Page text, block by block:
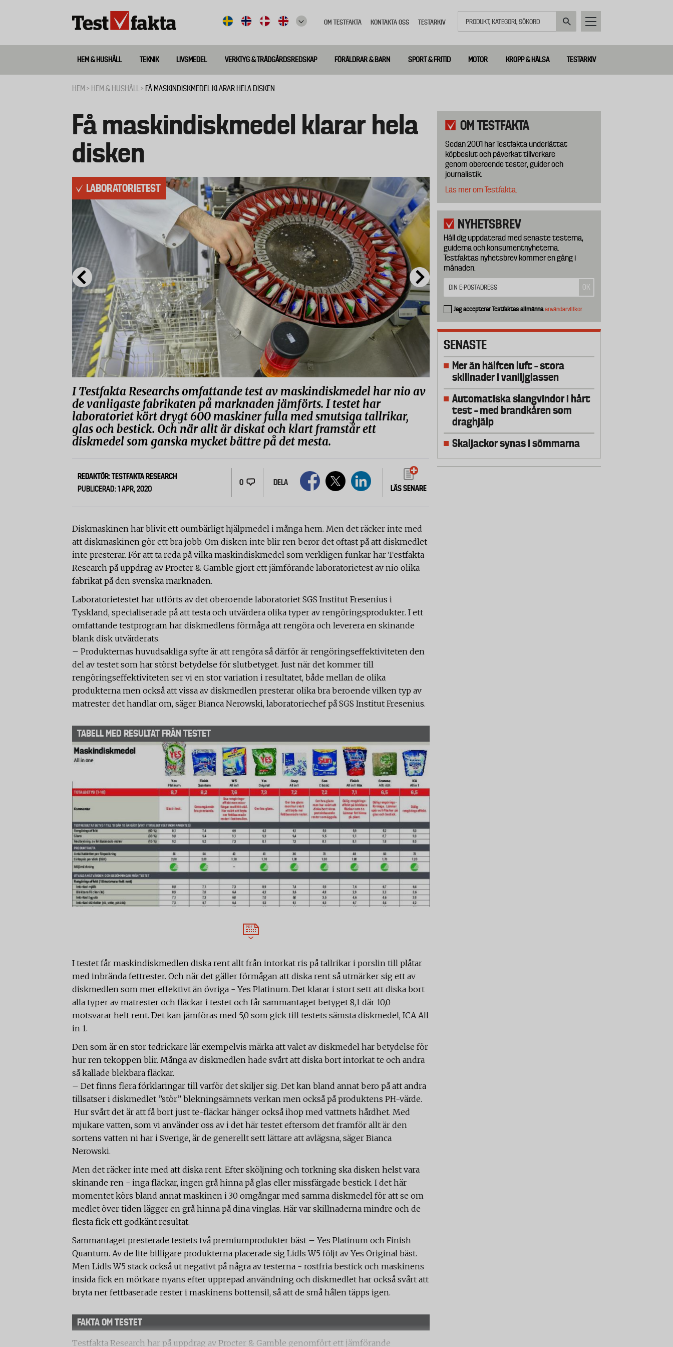
meny
OM TESTFAKTA KONTAKTA OSS TESTARKIV
Huvudmeny
ny
HEM & HUSHÅLL TEKNIK LIVSMEDEL VERKTYG & TRÄDGÅRDSREDSKAP FÖRÄLDRAR & BARN SPORT & FRITID MOTOR KROPP & HÄLSA TESTARKIV
HEM HEM & HUSHÅLL FÅ MASKINDISKMEDEL KLARAR HELA DISKEN
Få maskindiskmedel klarar hela
disken
LABORATORIETEST
I Testfakta Researchs omfattande test av maskindiskmedel har nio av
de vanligaste fabrikaten på marknaden jämförts. I testet har
laboratoriet kört drygt 600 maskiner fulla med smutsiga tallrikar,
glas och bestick. Och när allt är diskat och klart framstår ett
diskmedel som ganska mycket bättre på det mesta.
REDAKTÖR: TESTFAKTA RESEARCH
PUBLICERAD: 1 APR, 2020
0 DELA
LÄS SENARE
Diskmaskinen har blivit ett oumbärligt hjälpmedel i många hem. Men det räcker inte med
att diskmaskinen gör ett bra jobb. Om disken inte blir ren beror det oftast på att diskmedlet
inte presterar. För att ta reda på vilka maskindiskmedel som verkligen funkar har Testfakta
Research på uppdrag av Procter & Gamble gjort ett jämförande laboratorietest av nio olika
fabrikat på den svenska marknaden.
Laboratorietestet har utförts av det oberoende laboratoriet SGS Institut Fresenius i
Tyskland, specialiserade på att testa och utvärdera olika typer av rengöringsprodukter. I ett
omfattande testprogram har diskmedlens förmåga att rengöra och leverera en skinande
blank disk utvärderats.
– Produkternas huvudsakliga syfte är att rengöra så därför är rengöringseffektiviteten den
del av testet som har störst betydelse för slutbetyget. Just när det kommer till
rengöringseffektiviteten ser vi en stor variation i resultatet, både mellan de olika
produkterna men också att vissa av diskmedlen presterar olika bra beroende vilken typ av
matrester det handlar om, säger Bianca Nerowski, laboratoriechef på SGS Institut Fresenius.
TABELL MED RESULTAT FRÅN TESTET
I testet får maskindiskmedlen diska rent allt från intorkat ris på tallrikar i porslin till plåtar
med inbrända fettrester. Och när det gäller förmågan att diska rent så utmärker sig ett av
diskmedlen som mer effektivt än övriga - Yes Platinum. Det klarar i stort sett att diska bort
alla typer av matrester och fläckar i testet och får sammantaget betyget 8,1 där 10,0
motsvarar helt rent. Det kan jämföras med 5,0 som gick till testets sämsta diskmedel, ICA All
in 1.
Den som är en stor tedrickare lär exempelvis märka att valet av diskmedel har betydelse för
hur ren tekoppen blir. Många av diskmedlen hade svårt att diska bort intorkat te och andra
så kallade blekbara fläckar.
– Det finns flera förklaringar till varför det skiljer sig. Det kan bland annat bero på att andra
tillsatser i diskmedlet ”stör” blekningsämnets verkan men också på produktens PH-värde.
Hur svårt det är att få bort just te-fläckar hänger också ihop med vattnets hårdhet. Med
mjukare vatten, som vi använder oss av i det här testet eftersom det framför allt är den
sortens vatten ni har i Sverige, är de generellt sett lättare att avlägsna, säger Bianca
Nerowski.
Men det räcker inte med att diska rent. Efter sköljning och torkning ska disken helst vara
skinande ren - inga fläckar, ingen grå hinna på glas eller missfärgade bestick. I det här
momentet körs bland annat maskinen i 30 omgångar med samma diskmedel för att se om
medlet över tiden lägger en grå hinna på dina vinglas. Här var skillnaderna mindre och de
flesta fick ett godkänt resultat.
Sammantaget presterade testets två premiumprodukter bäst – Yes Platinum och Finish
Quantum. Av de lite billigare produkterna placerade sig Lidls W5 följt av Yes Original bäst.
Men Lidls W5 stack också ut negativt på några av testerna - rostfria bestick och maskinens
insida fick en mörkare nyans efter upprepad användning och diskmedlet har också svårt att
bryta ner fettbaserade rester i maskinens bottensil, så att de små hålen täpps igen.
FAKTA OM TESTET
Testfakta Research har på uppdrag av Procter & Gamble genomfört ett jämförande
OM TESTFAKTA
Sedan 2001 har Testfakta underlättat
köpbeslut och påverkat tillverkare
genom oberoende tester, guider och
journalistik.
Läs mer om Testfakta.
NYHETSBREV
Håll dig uppdaterad med senaste testerna,
guiderna och konsumentnyheterna.
Testfaktas nyhetsbrev kommer en gång i
månaden.
Jag accepterar Testfaktas allmännaanvändarvillkor
SENASTE
Mer än hälften luft – stora
skillnader i vaniljglassen
Automatiska slangvindor i hårt
test – med brandkåren som
draghjälp
Skaljackor synas i sömmarna